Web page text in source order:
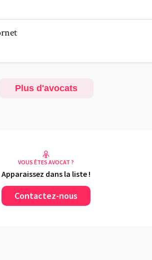
Plus d'avocats
VOUS ÊTES AVOCAT ?
Apparaissez dans la liste !
Contactez-nous